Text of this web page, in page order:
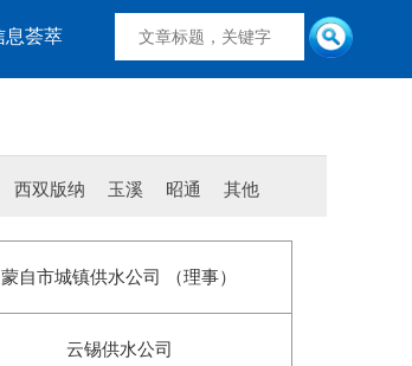
息荟萃
西双版纳 玉溪 昭通 其他
蒙自市城镇供水公司 （理事）
云锡供水公司